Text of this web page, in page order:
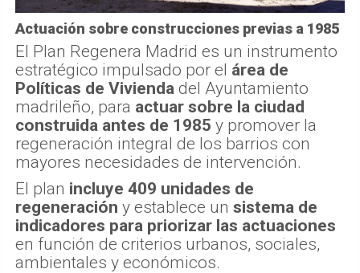
Actuación sobre construcciones previas a 1985
El Plan Regenera Madrid es un instrumento
estratégico impulsado por el área de
Políticas de Vivienda del Ayuntamiento
madrileño, para actuar sobre la ciudad
construida antes de 1985 y promover la
regeneración integral de los barrios con
mayores necesidades de intervención.
El plan incluye 409 unidades de
regeneración y establece un sistema de
indicadores para priorizar las actuaciones
en función de criterios urbanos, sociales,
ambientales y económicos.